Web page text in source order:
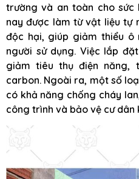
trường và an toàn cho sức
nay được làm từ vật liệu tự
độc hại, giúp giảm thiểu ô
người sử dụng. Việc lắp
giảm tiêu thụ điện năng,
carbon. Ngoài ra, một số
có khả năng chống cháy
công trình và bảo vệ cư dân